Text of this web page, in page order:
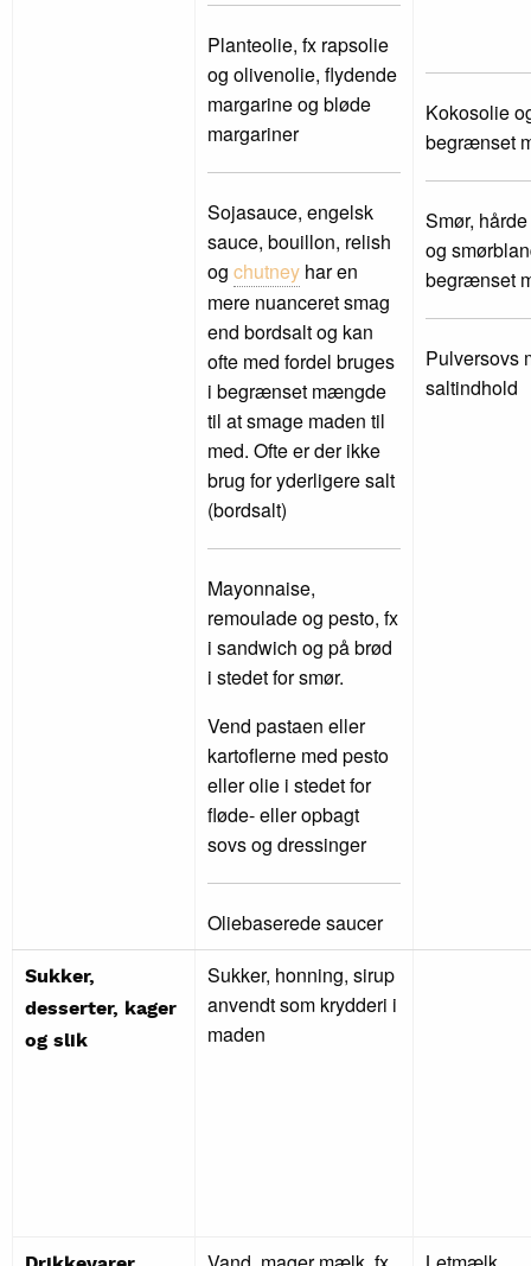
Planteolie, fx rapsolie
og olivenolie, flydende
margarine og bløde
margariner
Sojasauce, engelsk
sauce, bouillon, relish
og chutney har en
mere nuanceret smag
end bordsalt og kan
ofte med fordel bruges
i begrænset mængde
til at smage maden til
med. Ofte er der ikke
brug for yderligere salt
(bordsalt)
Mayonnaise,
remoulade og pesto, fx
i sandwich og på brød
i stedet for smør.
Vend pastaen eller
kartoflerne med pesto
eller olie i stedet for
fløde- eller opbagt
sovs og dressinger
Oliebaserede saucer
Kokosolie
begrænset
Smør,
og
begrænset
Pulversovs
saltindhold
Sukker,
desserter, kager
og slik
Sukker, honning, sirup
anvendt som krydderi i
maden